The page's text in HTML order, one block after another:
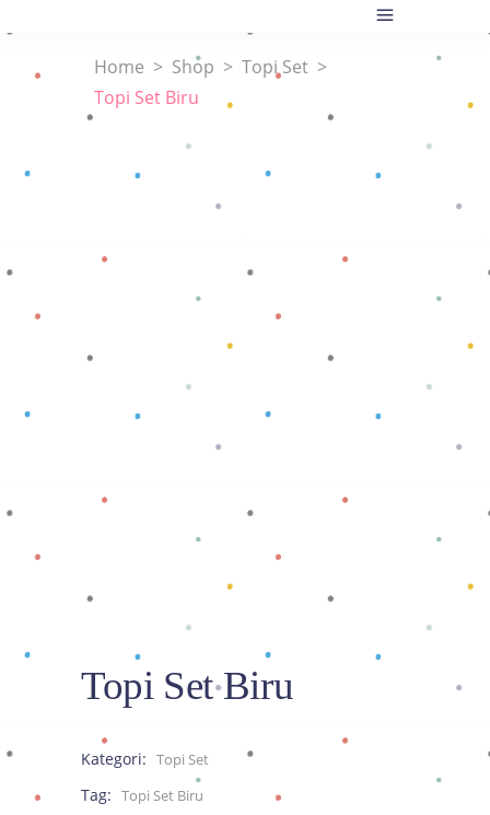
Home > Shop > Topi Set >
Topi Set Biru
Topi Set Biru
Kategori: Topi Set
Tag: Topi Set Biru